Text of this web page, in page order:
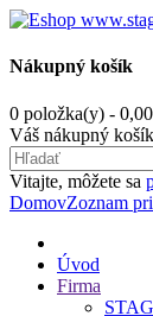
Nákupný košík
0 položka(y) -
Váš nákupný
Vitajte, môžete sa
DomovZoznam
Úvod
Firma